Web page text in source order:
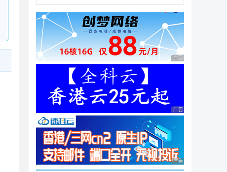
广告 商业广告，理性
广告 商业广告，理性
广告 商业广告，理性